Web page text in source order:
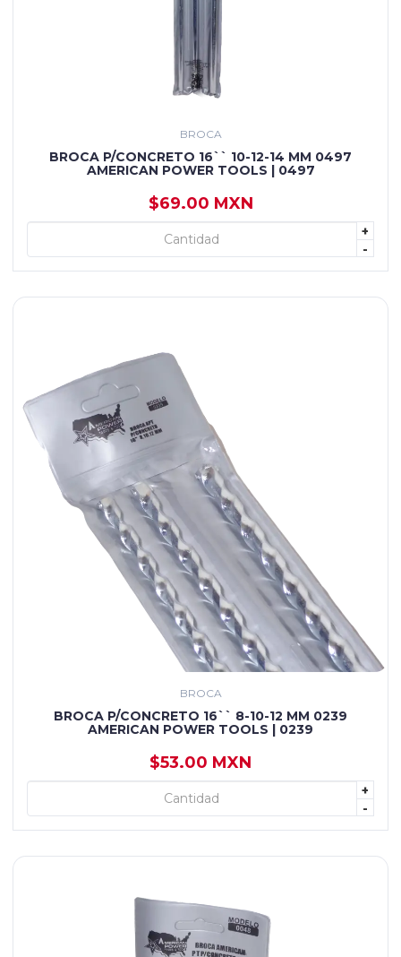
BROCA
BROCA P/CONCRETO 16`` 10-12-14 MM 0497
AMERICAN POWER TOOLS | 0497
$69.00 MXN
+
-
+ AGREGAR
BROCA
BROCA P/CONCRETO 16`` 8-10-12 MM 0239
AMERICAN POWER TOOLS | 0239
$53.00 MXN
+
-
+ AGREGAR